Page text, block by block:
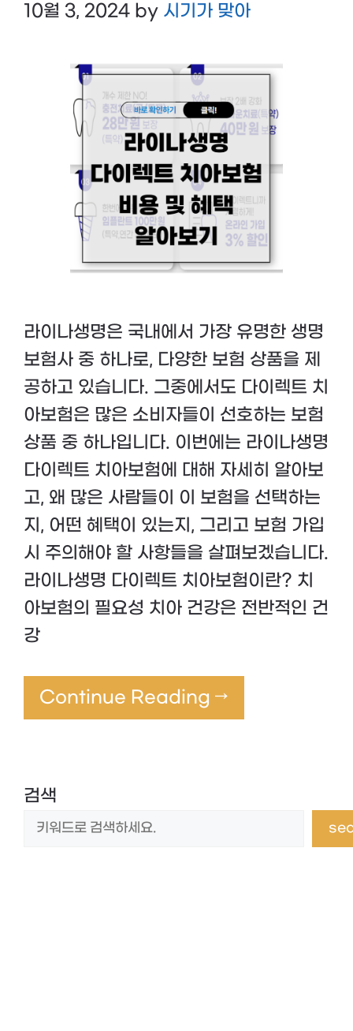
10월 3, 2024 by 시기가 맞아
라이나생명은 국내에서 가장 유명한 생명
보험사 중 하나로, 다양한 보험 상품을 제
공하고 있습니다. 그중에서도 다이렉트 치
아보험은 많은 소비자들이 선호하는 보험
상품 중 하나입니다. 이번에는 라이나생명
다이렉트 치아보험에 대해 자세히 알아보
고, 왜 많은 사람들이 이 보험을 선택하는
지, 어떤 혜택이 있는지, 그리고 보험 가입
시 주의해야 할 사항들을 살펴보겠습니다.
라이나생명 다이렉트 치아보험이란? 치
아보험의 필요성 치아 건강은 전반적인 건
강
Continue Reading →
검색